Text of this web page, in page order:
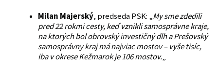
Milan Majerský, predseda PSK: „My sme zdedili
pred 22 rokmi cesty, keď vznikli samosprávne kraje,
na ktorých bol obrovský investičný dlh a Prešovský
samosprávny kraj má najviac mostov – vyše tisíc,
iba v okrese Kežmarok je 106 mostov.„